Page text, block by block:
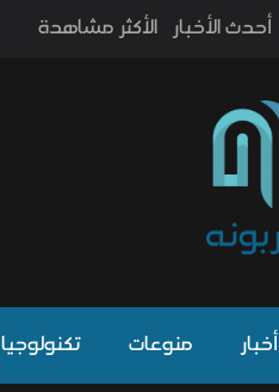
أحدث الأخبار الأكثر مشاهدة
أخبار منوعات تكنولوجيا